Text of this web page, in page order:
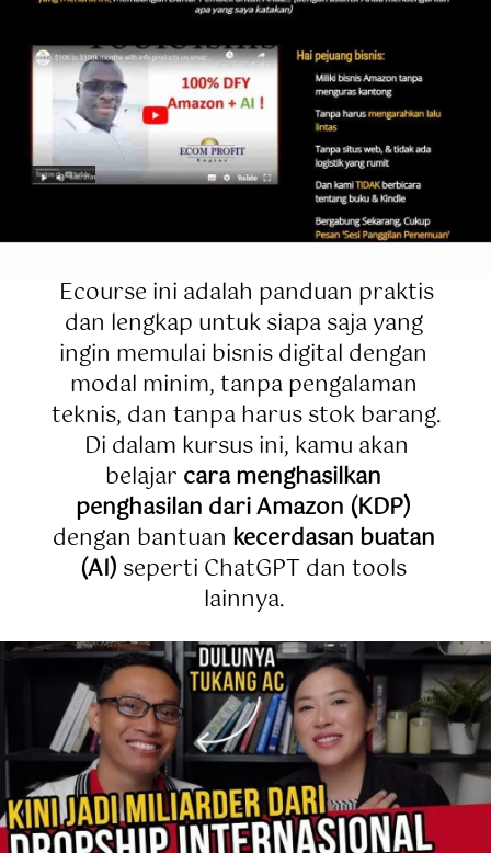
dan lengkap untuk siapa saja yang
ingin memulai bisnis digital dengan
modal minim, tanpa pengalaman
teknis, dan tanpa harus stok barang.
belajar cara menghasilkan
penghasilan dari Amazon (KDP)
dengan bantuan kecerdasan buatan
(AI) seperti ChatGPT dan tools
lainnya.